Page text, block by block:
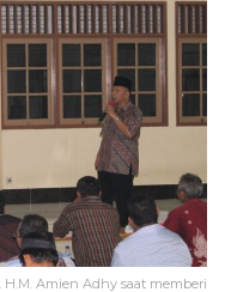
H.M. Amien Adhy saat memberi